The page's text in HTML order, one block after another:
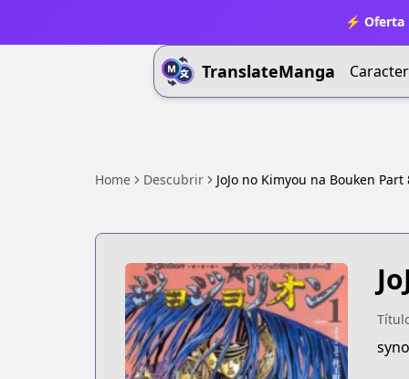
⚡
TranslateManga
Home Descubrir JoJo no Kimyou na Bouken Part